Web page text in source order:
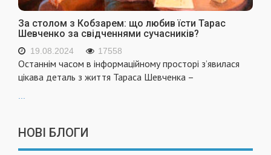
За столом з Кобзарем: що любив їсти Тарас
Шевченко за свідченнями сучасників?
19.08.2024 17558
Останнім часом в інформаційному просторі з’явилася
цікава деталь з життя Тараса Шевченка –
НОВІ БЛОГИ